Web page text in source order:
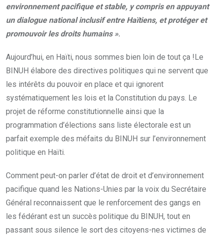
environnement pacifique et stable, y compris en appuyant
un dialogue national inclusif entre Haïtiens, et protéger et
promouvoir les droits humains ».
Aujourd’hui, en Haïti, nous sommes bien loin de tout ça !Le
BINUH élabore des directives politiques qui ne servent que
les intérêts du pouvoir en place et qui ignorent
systématiquement les lois et la Constitution du pays. Le
projet de réforme constitutionnelle ainsi que la
programmation d’élections sans liste électorale est un
parfait exemple des méfaits du BINUH sur l’environnement
politique en Haïti.
Comment peut-on parler d’état de droit et d’environnement
pacifique quand les Nations-Unies par la voix du Secrétaire
Général reconnaissent que le renforcement des gangs en
les fédérant est un succès politique du BINUH, tout en
passant sous silence le sort des citoyens-nes victimes de